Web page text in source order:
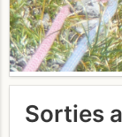
Sorties